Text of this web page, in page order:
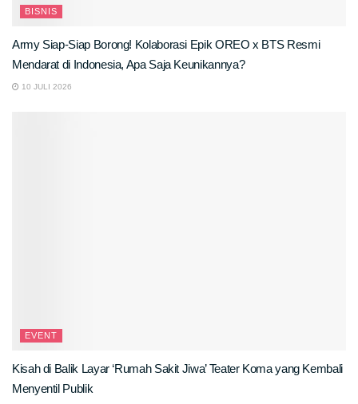
BISNIS
Army Siap-Siap Borong! Kolaborasi Epik OREO x BTS Resmi
Mendarat di Indonesia, Apa Saja Keunikannya?
10 JULI 2026
EVENT
Kisah di Balik Layar ‘Rumah Sakit Jiwa’ Teater Koma yang Kembali
Menyentil Publik